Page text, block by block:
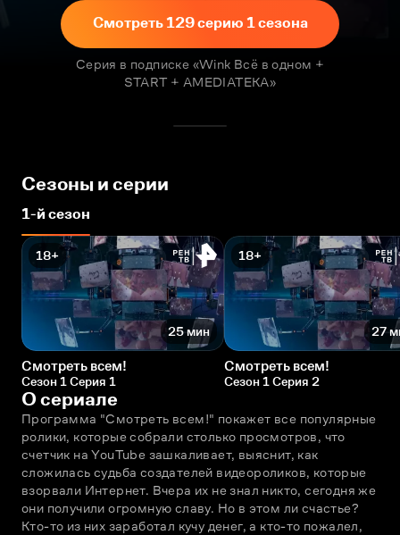
Смотреть 129 серию 1 сезона
Серия в подписке «Wink Всё в одном +
START + AMEDIATEKA»
Сезоны и серии
1-й сезон
18+
25 мин
Смотреть всем!
Сезон 1 Серия 1
18+
27
Смотреть всем!
Сезон 1 Серия 2
О сериале
Программа "Смотреть всем!" покажет все популярные
ролики, которые собрали столько просмотров, что
счетчик на YouTube зашкаливает, выяснит, как
сложилась судьба создателей видеороликов, которые
взорвали Интернет. Вчера их не знал никто, сегодня же
они получили огромную славу. Но в этом ли счастье?
Кто-то из них заработал кучу денег, а кто-то пожалел,